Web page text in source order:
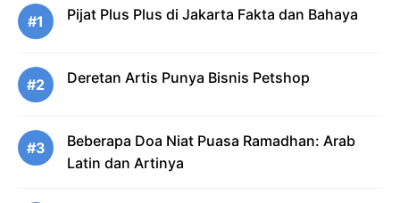
#1 Pijat Plus Plus di Jakarta Fakta dan Bahaya
#2 Deretan Artis Punya Bisnis Petshop
#3
Beberapa Doa Niat Puasa Ramadhan: Arab
Latin dan Artinya